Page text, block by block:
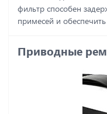
фильтр способен
примесей и обеспечить
Приводные